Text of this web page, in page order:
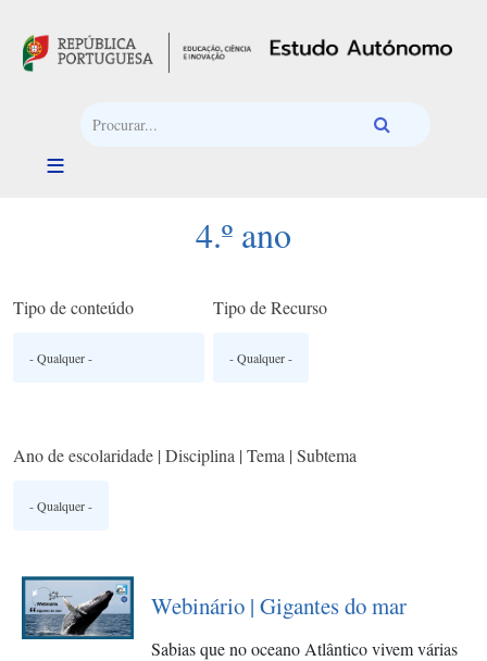
4.º ano
Tipo de conteúdo Tipo de Recurso
Ano de escolaridade | Disciplina | Tema | Subtema
Webinário | Gigantes do mar
Sabias que no oceano Atlântico vivem várias